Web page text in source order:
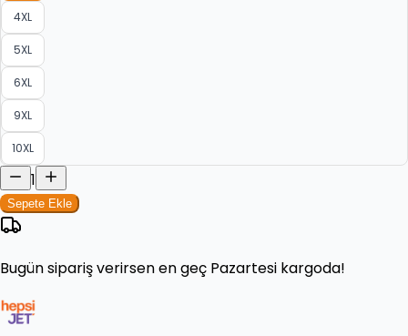
4XL
5XL
6XL
9XL
10XL
1
Sepete Ekle
Bugünsipariş verirsen en geç Pazartesi kargoda!